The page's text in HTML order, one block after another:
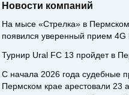
Новости компаний
На мысе «Стрелка» в
появился уверенный прием 4G
Турнир Ural FC 13 пройдет в
С начала 2026 года судебные
Пермском крае арестовали 23